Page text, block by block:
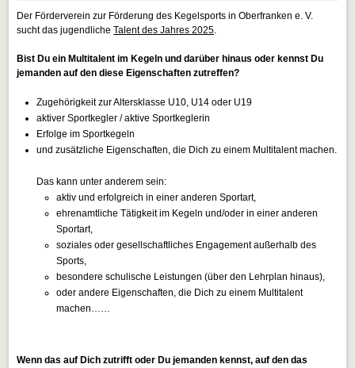
Der Förderverein zur Förderung des Kegelsports in Oberfranken e. V.
sucht das jugendlicheTalent des Jahres 2025.
Bist Du ein Multitalent im Kegeln und darüber hinaus oder kennst Du
jemanden auf den diese Eigenschaften zutreffen?
Zugehörigkeit zur Altersklasse U10, U14 oder U19
aktiver Sportkegler / aktive Sportkeglerin
Erfolge im Sportkegeln
und zusätzliche Eigenschaften, die Dich zu einem Multitalent machen.
Das kann unter anderem sein:
aktiv und erfolgreich in einer anderen Sportart,
ehrenamtliche Tätigkeit im Kegeln und/oder in einer anderen
Sportart,
soziales oder gesellschaftliches Engagement außerhalb des
Sports,
besondere schulische Leistungen (über den Lehrplan hinaus),
oder andere Eigenschaften, die Dich zu einem Multitalent
machen……
Wenn das auf Dich zutrifft oder Du jemanden kennst, auf den das